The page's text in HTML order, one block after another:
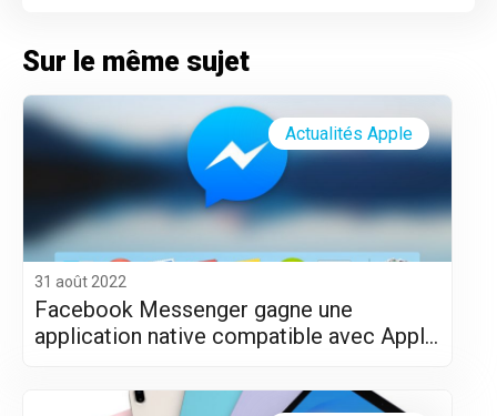
Sur le même sujet
31 août 2022
Facebook Messenger gagne une
application native compatible avec Apple
Actualités Apple